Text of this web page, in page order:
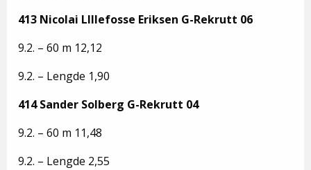
413 Nicolai LIllefosse Eriksen G-Rekrutt 06
9.2. – 60 m 12,12
9.2. – Lengde 1,90
414 Sander Solberg G-Rekrutt 04
9.2. – 60 m 11,48
9.2. – Lengde 2,55